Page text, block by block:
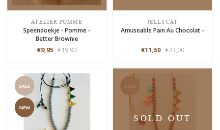
ATELIER POMME
Speendoekje - Pomme -
Better Brownie
€9,95 €19,90
JELLYCAT
Amuseable Pain Au Chocolat -
€11,50 €23,00
SALE
NEW
SALE
SOLD OUT